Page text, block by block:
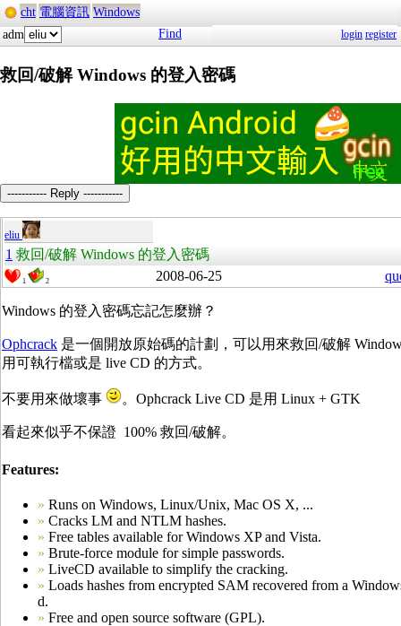
cht 電腦資訊 Windows
adm
Find login register
救回/破解 Windows 的登入密碼
----------- Reply -----------
eliu
1 救回/破解 Windows 的登入密碼
1 2 2008-06-25
Windows 的登入密碼忘記怎麼辦？
Ophcrack 是一個開放原始碼的計劃，可以用來救回/破解
用可執行檔或是 live CD 的方式。
不要用來做壞事 。Ophcrack Live CD 是用 Linux + GTK
看起來似乎不保證 100% 救回/破解。
Features:
» Runs on Windows, Linux/Unix, Mac OS X, ...
» Cracks LM and NTLM hashes.
» Free tables available for Windows XP and Vista.
» Brute-force module for simple passwords.
» LiveCD available to simplify the cracking.
» Loads hashes from encrypted SAM recovered from a
d.
» Free and open source software (GPL).